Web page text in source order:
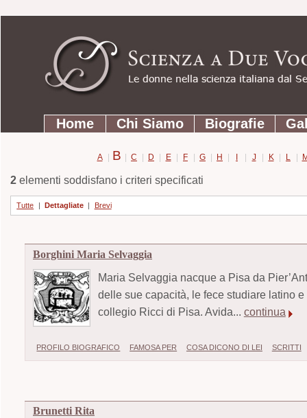
contenuti.
Strumenti
personali
SezioniHome Chi Siamo Biografie
A | B | C | D | E | F | G | H | I | J | K | L |
2elementi soddisfano i criteri specificati
Tutte | Dettagliate | Brevi
Borghini Maria Selvaggia
Maria Selvaggia nacque a Pisa da
delle sue capacità, le fece studiare latino
collegio Ricci di Pisa. Avida... continua
PROFILO BIOGRAFICO FAMOSA PER COSA DICONO DI LEI SCRITTI
Brunetti Rita